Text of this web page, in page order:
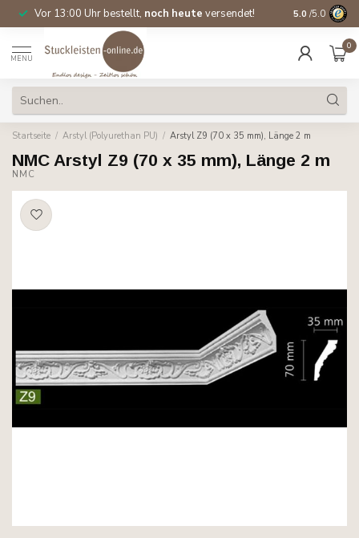
Vor 13:00 Uhr bestellt, noch heute versendet! Direkt ab
5.0 /5.0
MENU
0
Startseite / Arstyl (Polyurethan PU) / Arstyl Z9 (70 x 35 mm), Länge 2 m
NMC Arstyl Z9 (70 x 35 mm), Länge 2 m
NMC